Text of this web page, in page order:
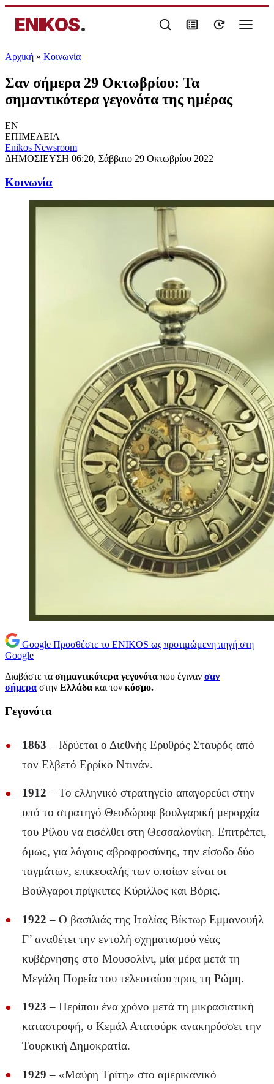
ENIKOS.
Αρχική » Κοινωνία
Σαν σήμερα 29 Οκτωβρίου: Τα
σημαντικότερα γεγονότα της ημέρας
EN
ΕΠΙΜΕΛΕΙΑ
Enikos Newsroom
ΔΗΜΟΣΙΕΥΣΗ 06:20, Σάββατο 29 Οκτωβρίου 2022
Κοινωνία
Google Προσθέστε το ENIKOS ως προτιμώμενη πηγή στη
Google
Διαβάστε τα σημαντικότερα γεγονότα που έγιναν σαν
σήμερα στην Ελλάδα και τον κόσμο.
Γεγονότα
1863 – Ιδρύεται ο Διεθνής Ερυθρός Σταυρός από
τον Ελβετό Ερρίκο Ντινάν.
1912 – Το ελληνικό στρατηγείο απαγορεύει στην
υπό το στρατηγό Θεοδώροφ βουλγαρική μεραρχία
του Ρίλου να εισέλθει στη Θεσσαλονίκη. Επιτρέπει,
όμως, για λόγους αβροφροσύνης, την είσοδο δύο
ταγμάτων, επικεφαλής των οποίων είναι οι
Βούλγαροι πρίγκιπες Κύριλλος και Βόρις.
1922 – Ο βασιλιάς της Ιταλίας Βίκτωρ Εμμανουήλ
Γ’ αναθέτει την εντολή σχηματισμού νέας
κυβέρνησης στο Μουσολίνι, μία μέρα μετά τη
Μεγάλη Πορεία του τελευταίου προς τη Ρώμη.
1923 – Περίπου ένα χρόνο μετά τη μικρασιατική
καταστροφή, ο Κεμάλ Ατατούρκ ανακηρύσσει την
Τουρκική Δημοκρατία.
1929 – «Μαύρη Τρίτη» στο αμερικανικό